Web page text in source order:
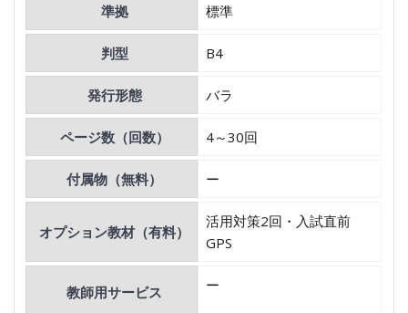
準拠 標準
判型 B4
発行形態 バラ
ページ数（回数） 4～30回
付属物（無料） ー
オプション教材（有料）
活用対策2回・入試直前
GPS
教師用サービス ー